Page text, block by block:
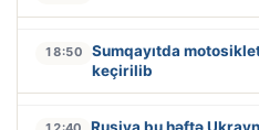
18:50
Sumqayıtda
keçirilib
Rusiya bu həftə